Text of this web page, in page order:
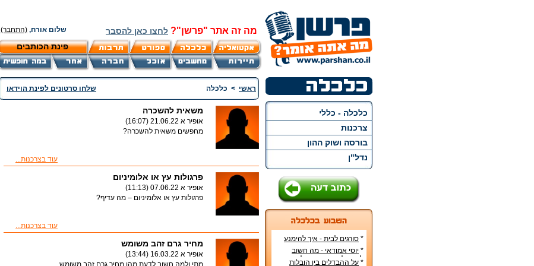
מה זה אתר "פרשן"? לחצו כאן להסבר שלום אורח, (התחבר)
פינת הכותבים
כלכלה - כללי
צרכנות
בורסה ושוק ההון
נדל"ן
* סורגים לבית - איך להימנע
מתאונות ופריצות
* יוסי אמודאי - מה חשוב
לדעת לפני חתימה על עסקת
* על ההבדלים בין הובלות
ראשי > כלכלה שלחו סרטונים לפינת הוידאו
משאית להשכרה
אופיר א 21.06.22 (16:07)
מחפשים משאית להשכרה?
עוד בצרכנות...
פרגולות עץ או אלומיניום
אופיר א 07.06.22 (11:13)
פרגולות עץ או אלומיניום – מה עדיף?
עוד בצרכנות...
מחיר גרם זהב משומש
אופיר א 16.03.22 (13:44)
מתי ולמה חשוב לדעת מהו מחיר גרם זהב משומש